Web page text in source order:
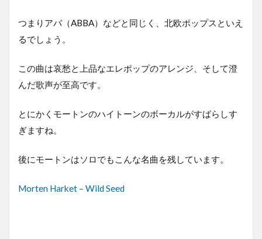
つまりアバ（ABBA）などと同じく、北欧ポップスといえ
るでしょう。
この曲は哀愁と上品なエレポップのアレンジ、そして澄
んだ歌声が至高です。
とにかくモートンのハイトーンのボーカルがすばらしす
ぎますね。
後にモートンはソロでもこんな名曲を残しています。
Morten Harket – Wild Seed